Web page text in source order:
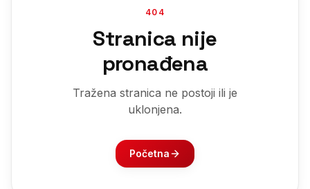
404
Stranica nije
pronađena
Tražena stranica ne postoji ili je
uklonjena.
Početna